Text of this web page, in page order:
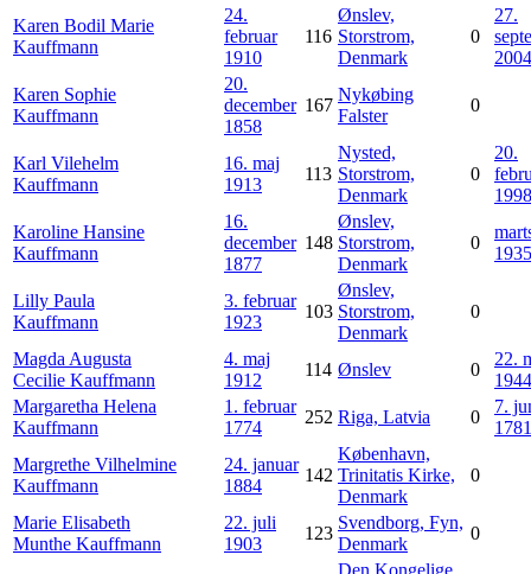
Karen Bodil Marie
Kauffmann
24.
februar
1910
116
Ønslev,
Storstrom,
Denmark
0
27.
2004
Karen Sophie
Kauffmann
20.
december
1858
167
Nykøbing
Falster
0
Karl Vilehelm
Kauffmann
16. maj
1913
113
Nysted,
Storstrom,
Denmark
0
20.
1998
Karoline Hansine
Kauffmann
16.
december
1877
148
Ønslev,
Storstrom,
Denmark
0
1935
Lilly Paula
Kauffmann
3. februar
1923
103
Ønslev,
Storstrom,
Denmark
0
Magda Augusta
Cecilie Kauffmann
4. maj
1912
114 Ønslev 0
22.
1944
Margaretha Helena
Kauffmann
1. februar
1774
252 Riga, Latvia 0
7.
1781
Margrethe Vilhelmine
Kauffmann
24. januar
1884
142
København,
Trinitatis Kirke,
Denmark
0
Marie Elisabeth
Munthe Kauffmann
22. juli
1903
123
Svendborg, Fyn,
Denmark
0
Den Kongelige